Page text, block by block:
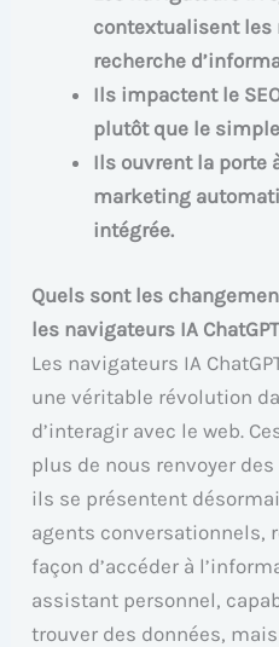
contextualisent les
recherche
Ils impactent le
plutôt que le
Ils ouvrent la porte
marketing
intégrée.
Quels sont les
les navigateurs IA
Les navigateurs IA
une véritable révolution
d’interagir avec le web.
plus de nous renvoyer
ils se présentent
agents conversationnels,
façon d’accéder à
assistant personnel,
trouver des données,